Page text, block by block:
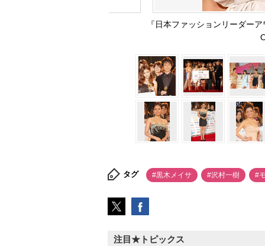
『日本ファッションリーダー
タグ #黒木メイサ #沢村一樹 #
注目★トピックス